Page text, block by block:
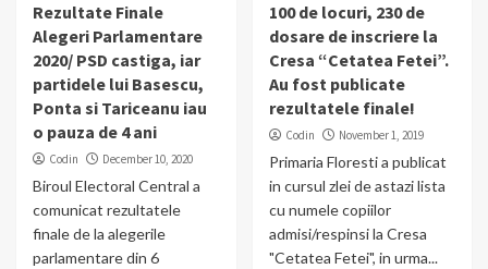
Rezultate Finale
Alegeri Parlamentare
2020/ PSD castiga, iar
partidele lui Basescu,
Ponta si Tariceanu iau
o pauza de 4 ani
Codin December 10, 2020
Biroul Electoral Central a
comunicat rezultatele
finale de la alegerile
parlamentare din 6
100 de locuri, 230 de
dosare de inscriere la
Cresa “Cetatea Fetei”.
Au fost publicate
rezultatele finale!
Codin November 1, 2019
Primaria Floresti a publicat
in cursul zlei de astazi lista
cu numele copiilor
admisi/respinsi la Cresa
"Cetatea Fetei", in urma...